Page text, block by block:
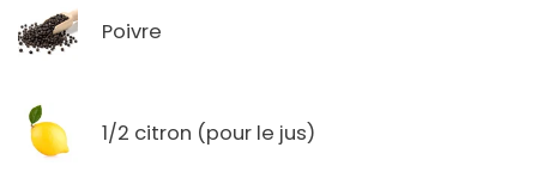
Poivre
1/2 citron (pour le jus)